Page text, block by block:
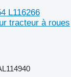
L116266
tracteur à roues